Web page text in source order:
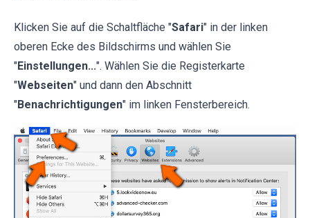
Klicken Sie auf die Schaltfläche "Safari" in der linken
oberen Ecke des Bildschirms und wählen Sie
"Einstellungen...". Wählen Sie die Registerkarte
"Webseiten" und dann den Abschnitt
"Benachrichtigungen" im linken Fensterbereich.